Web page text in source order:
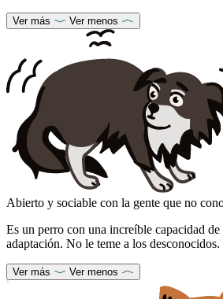
Ver más Ver menos
Abierto y sociable con la gente que no
Es un perro con una increíble capacidad de
adaptación. No le teme a los desconocidos.
Ver más Ver menos